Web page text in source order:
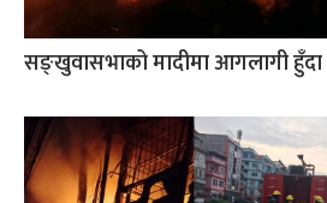
सङ्खुवासभाको मादीमा आगलागी हुँदा